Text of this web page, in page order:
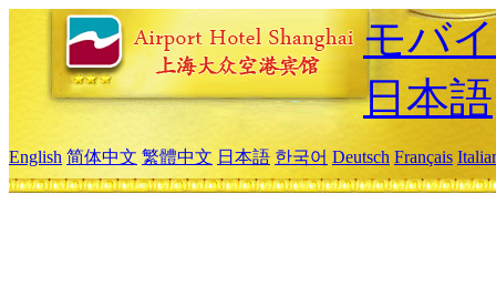
モバ
日本語
English 简体中文 繁體中文 日本語 한국어 Deutsch Français